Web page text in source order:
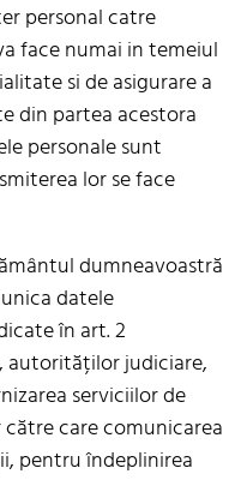
personal catre
face numai in temeiul
si de asigurare a
din partea acestora
personale sunt
lor se face
dumneavoastră
datele
în art. 2
autorităților judiciare,
serviciilor de
care comunicarea
pentru îndeplinirea